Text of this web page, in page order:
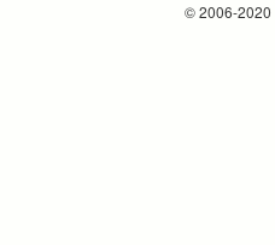
© 2006-2020